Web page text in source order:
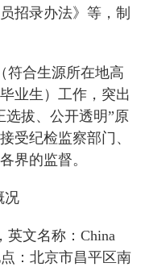
招录办法》等，制
符合生源所在地高
业生）工作，突出
选拔、公开透明”原
受纪检监察部门、
界的监督。
况
英文名称：China
点：北京市昌平区南